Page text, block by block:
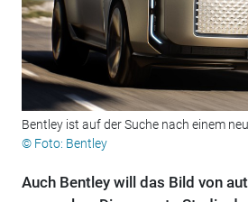
Bentley ist auf der Suche nach einem
© Foto: Bentley
Auch Bentley will das Bild von